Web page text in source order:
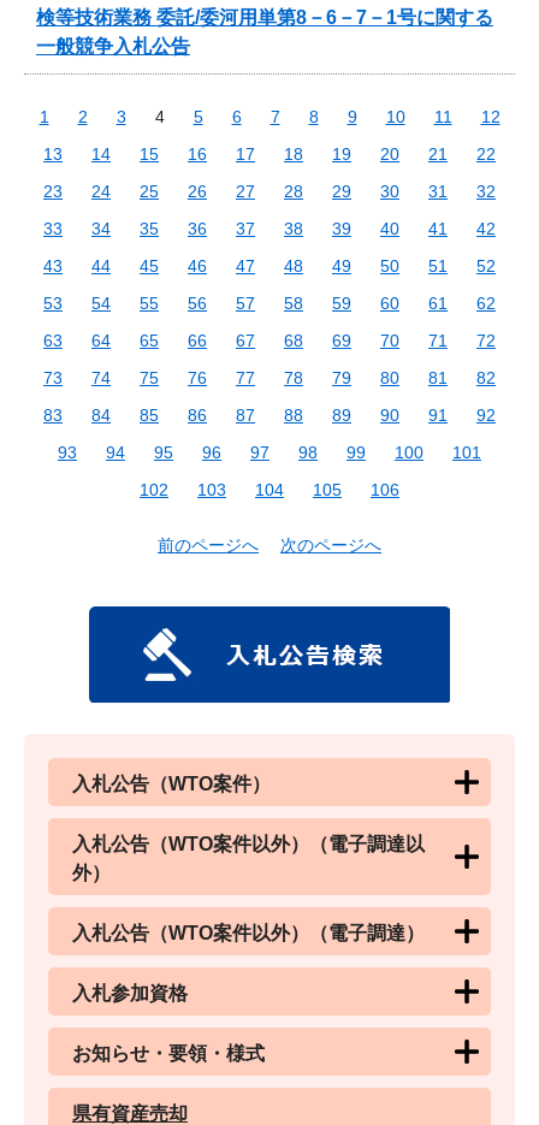
検等技術業務 委託/委河用単第8－6－7－1号に関する
一般競争入札公告
1 2 3 4 5 6 7 8 9 10 11
12
13
14 15 16 17 18 19 20 21
22
23
24 25 26 27 28 29 30 31
32
33
34 35 36 37 38 39 40 41
42
43
44 45 46 47 48 49 50 51
52
53
54 55 56 57 58 59 60 61
62
63
64 65 66 67 68 69 70 71
72
73
74 75 76 77 78 79 80 81
82
83
84 85 86 87 88 89 90 91
92
93
94 95 96 97 98 99 100
101
102
103 104 105 106
前のページへ 次のページへ
入札公告（WTO案件）
入札公告（WTO案件以外）（電子調達以
外）
入札公告（WTO案件以外）（電子調達）
入札参加資格
お知らせ・要領・様式
県有資産売却